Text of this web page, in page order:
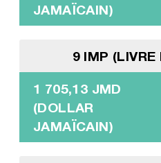
JAMAÏCAIN)
9 IMP (LIVRE
1 705,13 JMD
(DOLLAR
JAMAÏCAIN)